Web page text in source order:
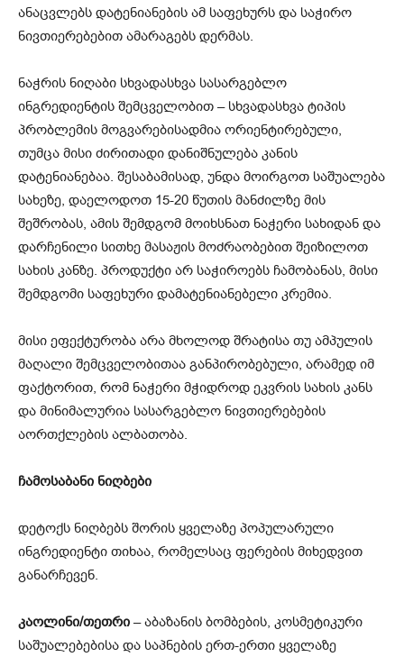
ანაცვლებს დატენიანების ამ საფეხურს და საჭირო
ნივთიერებებით ამარაგებს დერმას.
ნაჭრის ნიღაბი სხვადასხვა სასარგებლო
ინგრედიენტის შემცველობით – სხვადასხვა ტიპის
პრობლემის მოგვარებისადმია ორიენტირებული,
თუმცა მისი ძირითადი დანიშნულება კანის
დატენიანებაა. შესაბამისად, უნდა მოირგოთ საშუალება
სახეზე, დაელოდოთ 15-20 წუთის მანძილზე მის
შეშრობას, ამის შემდგომ მოიხსნათ ნაჭერი სახიდან და
დარჩენილი სითხე მასაჟის მოძრაობებით შეიზილოთ
სახის კანზე. პროდუქტი არ საჭიროებს ჩამობანას, მისი
შემდგომი საფეხური დამატენიანებელი კრემია.
მისი ეფექტურობა არა მხოლოდ შრატისა თუ ამპულის
მაღალი შემცველობითაა განპირობებული, არამედ იმ
ფაქტორით, რომ ნაჭერი მჭიდროდ ეკვრის სახის კანს
და მინიმალურია სასარგებლო ნივთიერებების
აორთქლების ალბათობა.
ჩამოსაბანი ნიღბები
დეტოქს ნიღბებს შორის ყველაზე პოპულარული
ინგრედიენტი თიხაა, რომელსაც ფერების მიხედვით
განარჩევენ.
კაოლინი/თეთრი – აბაზანის ბომბების, კოსმეტიკური
საშუალებებისა და საპნების ერთ-ერთი ყველაზე